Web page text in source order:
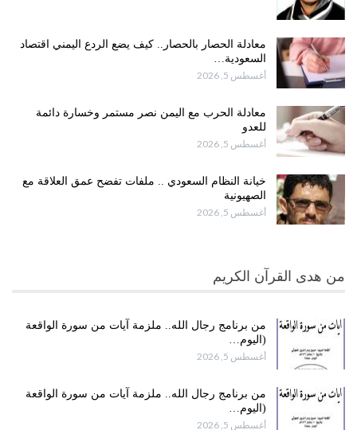
معادلة الحصار بالحصار.. كيف يضع الردع اليمني اقتصاد
السعودية…
أغسطس 5, 2026
معادلة الحرب مع اليمن نصر مستمر وخسارة دائمة
للعدو
أغسطس 5, 2026
خيانة النظام السعودي .. ملفات تفضح عمق العلاقة مع
الصهيونية
أغسطس 5, 2026
من هدى القرآن الكريم
من برنامج رجال الله.. ملزمة آيات من سورة الواقعة
(اليوم…
أغسطس 5, 2026
من برنامج رجال الله.. ملزمة آيات من سورة الواقعة
(اليوم…
أغسطس 5, 2026